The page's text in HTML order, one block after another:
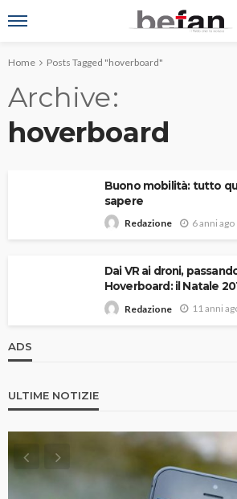
Home Posts Tagged "hoverboard"
Archive
hoverboard
Buono mobilità: tutto
sapere
Redazione 6 anni ago
Dai VR ai droni,
Hoverboard: il Natale
Redazione 11 anni
ADS
ULTIME NOTIZIE